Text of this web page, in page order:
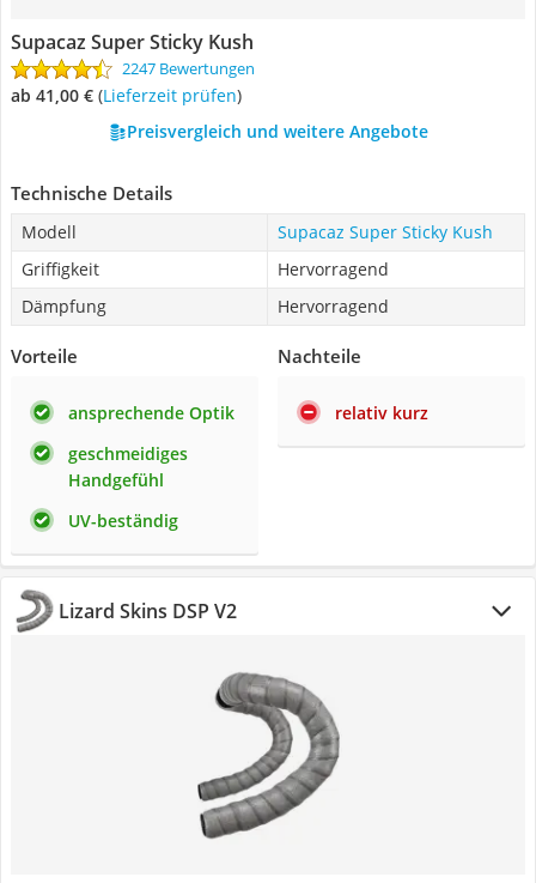
Supacaz Super Sticky Kush
2247 Bewertungen
ab 41,00 € (Lieferzeit prüfen)
Preisvergleich und weitere Angebote
Technische Details
Modell
Supacaz Super Sticky Kush
Griffigkeit
Hervorragend
Dämpfung
Hervorragend
Vorteile
ansprechende Optik
geschmeidiges
Handgefühl
UV-beständig
Nachteile
relativ kurz
Lizard Skins DSP V2